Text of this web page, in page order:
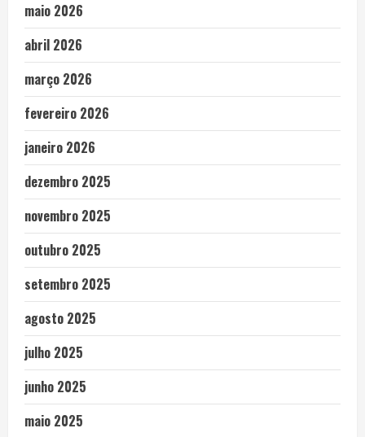
maio 2026
abril 2026
março 2026
fevereiro 2026
janeiro 2026
dezembro 2025
novembro 2025
outubro 2025
setembro 2025
agosto 2025
julho 2025
junho 2025
maio 2025